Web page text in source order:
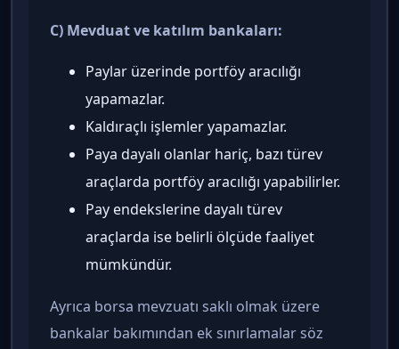
C) Mevduat ve katılım bankaları:
Paylar üzerinde portföy aracılığı
yapamazlar.
Kaldıraçlı işlemler yapamazlar.
Paya dayalı olanlar hariç, bazı türev
araçlarda portföy aracılığı yapabilirler.
Pay endekslerine dayalı türev
araçlarda ise belirli ölçüde faaliyet
mümkündür.
Ayrıca borsa mevzuatı saklı olmak üzere
bankalar bakımından ek sınırlamalar söz